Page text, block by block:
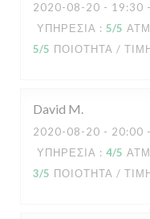
2020-08-20 - 19:30
ΥΠΗΡΕΣΊΑ : 5/5
5/5 ΠΟΙΌΤΗΤΑ /
David M
2020-08-20 - 20:00
ΥΠΗΡΕΣΊΑ : 4/5
3/5 ΠΟΙΌΤΗΤΑ /